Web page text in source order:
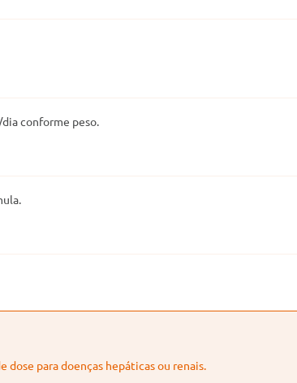
dia conforme peso.
para doenças hepáticas ou renais.